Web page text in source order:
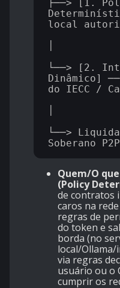
├──> [1.
local
└──> [2.
Dinâmico]
do IECC /
└──>
Quem/O
(Policy
de contratos
caros na
regras de
do token e
borda (no
local/
via regras
usuário ou o
cumprir os